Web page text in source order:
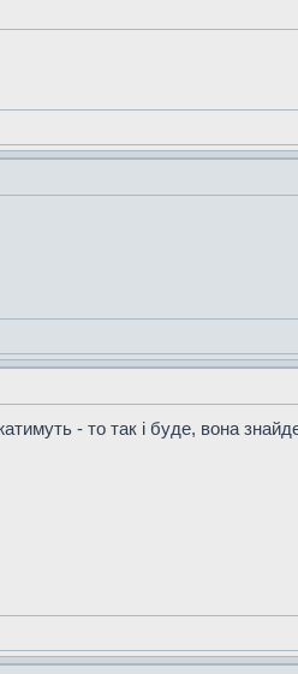
- то так і буде, вона